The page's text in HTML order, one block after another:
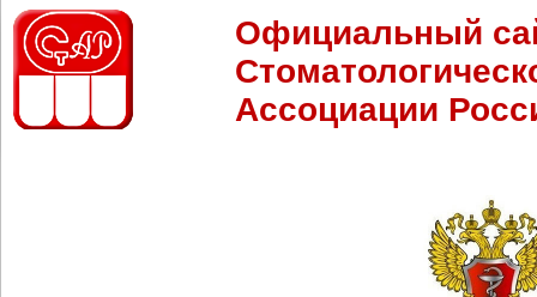
Официальный
Ассоциации